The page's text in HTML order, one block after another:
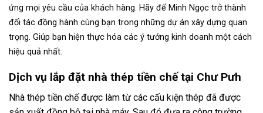
ứng mọi yêu cầu của khách hàng. Hãy để Minh Ngọc trở thành
đối tác đồng hành cùng bạn trong những dự án xây dựng quan
trọng. Giúp bạn hiện thực hóa các ý tưởng kinh doanh một cách
hiệu quả nhất.
Dịch vụ lắp đặt nhà thép tiền chế tại Chư Pưh
Nhà thép tiền chế được làm từ các cấu kiện thép đã được